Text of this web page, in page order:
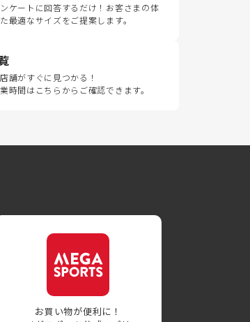
ケートに回答するだけ！お客さまの体
最適なサイズをご提案します。
舗がすぐに見つかる！
時間はこちらからご確認できます。
お買い物が便利に！